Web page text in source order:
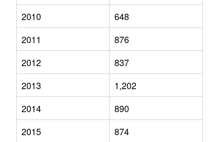
2010
648
2011
876
2012
837
2013
1,202
2014
890
2015
874